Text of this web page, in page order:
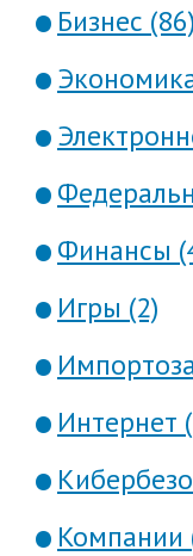
Бизнес (86)
Финансы
Игры (2)
Интернет
Компании